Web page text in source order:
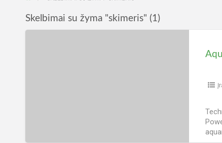
Skelbimai su žyma "skimeris" (1)